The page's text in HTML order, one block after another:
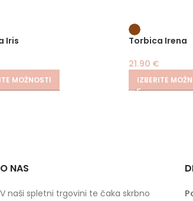
Iris
MOŽNOSTI
Torbica Irena
21.90 €
IZBERITE
O NAS
V naši spletni trgovini te čaka skrbno